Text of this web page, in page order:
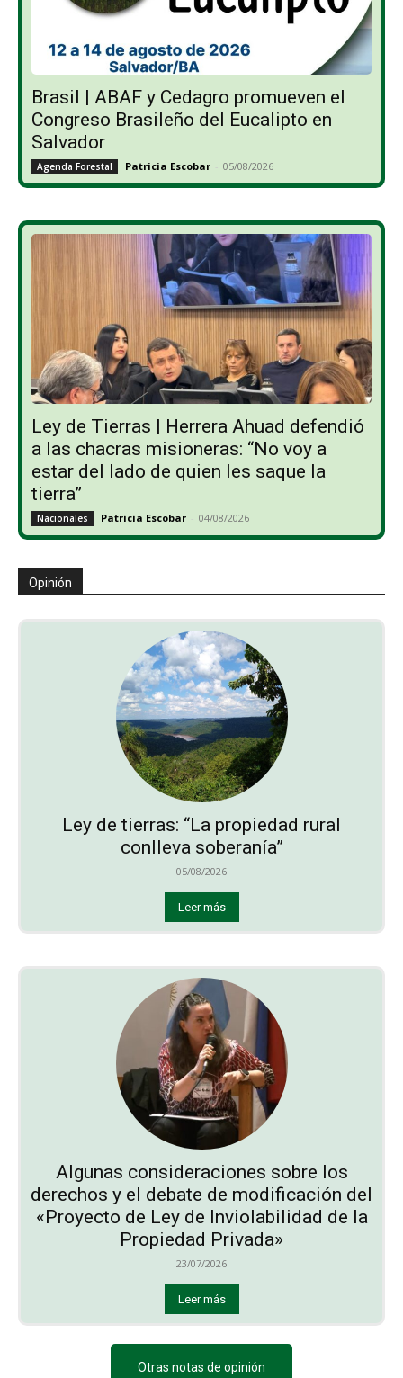
Brasil | ABAF y Cedagro promueven el
Congreso Brasileño del Eucalipto en
Salvador
Agenda Forestal Patricia Escobar - 05/08/2026
Ley de Tierras | Herrera Ahuad defendió
a las chacras misioneras: “No voy a
estar del lado de quien les saque la
tierra”
Nacionales Patricia Escobar - 04/08/2026
Opinión
Ley de tierras: “La propiedad rural
conlleva soberanía”
05/08/2026
Leer más
Algunas consideraciones sobre los
derechos y el debate de modificación del
«Proyecto de Ley de Inviolabilidad de la
Propiedad Privada»
23/07/2026
Leer más
Otras notas de opinión